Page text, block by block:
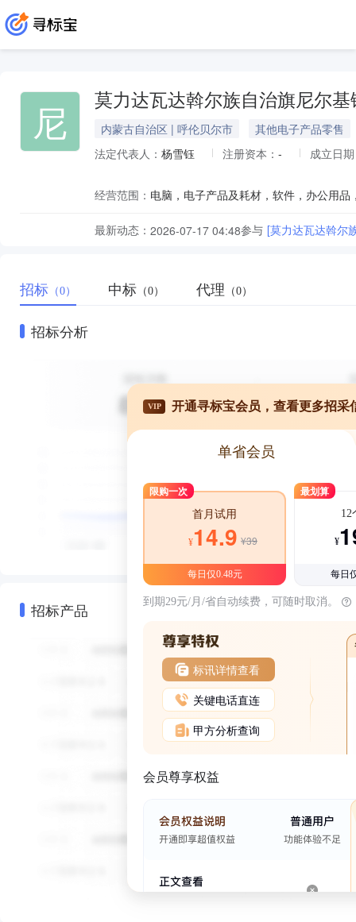
尼 莫力达瓦达斡尔族自治旗尼尔
内蒙古自治区 | 呼伦贝尔市
其他电子产品零售
法定代表人： 杨雪钰 注册资本： - 成立日
经营范围：
最新动态： 2026-07-17 04:48参与 [莫力达瓦达斡尔
招标 （0） 中标 （0） 代理 （0）
招标分析
招标产品
VIP 开通寻标宝会员，查看更多招采
单省会员
限购一次
首月试用
¥14.9 ¥39
每日仅0.48元
最划算
12
¥
每日
到期29元/月/省自动续费，可随时取消。
标讯详情查看
关键电话直连
甲方分析查询
会员尊享权益